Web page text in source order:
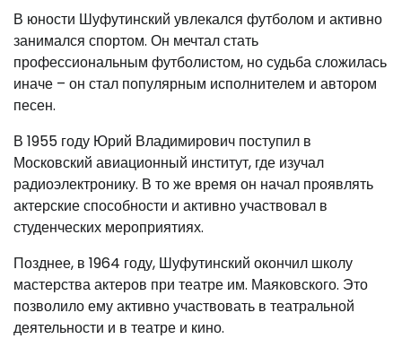
В юности Шуфутинский увлекался футболом и активно
занимался спортом. Он мечтал стать
профессиональным футболистом, но судьба сложилась
иначе – он стал популярным исполнителем и автором
песен.
В 1955 году Юрий Владимирович поступил в
Московский авиационный институт, где изучал
радиоэлектронику. В то же время он начал проявлять
актерские способности и активно участвовал в
студенческих мероприятиях.
Позднее, в 1964 году, Шуфутинский окончил школу
мастерства актеров при театре им. Маяковского. Это
позволило ему активно участвовать в театральной
деятельности и в театре и кино.